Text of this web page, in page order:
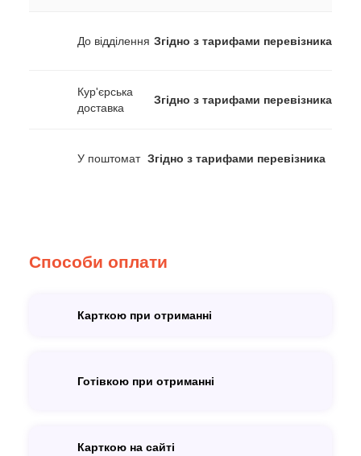
До відділення Згідно з тарифами перевізника
Кур'єрська
доставка
Згідно з тарифами перевізника
У поштомат Згідно з тарифами перевізника
Способи оплати
Карткою при отриманні
Готівкою при отриманні
Карткою на сайті